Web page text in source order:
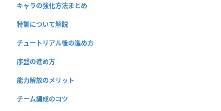
キャラの強化方法まとめ
特訓について解説
チュートリアル後の進め方
序盤の進め方
能力解放のメリット
チーム編成のコツ